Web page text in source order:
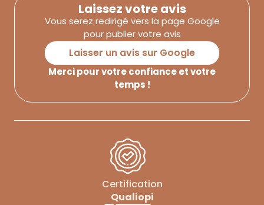
Laissez votre avis
Vous serez redirigé vers la page Google
pour publier votre avis
Laisser un avis sur Google
Merci pour votre confiance et votre
temps !
Certification
Qualiopi